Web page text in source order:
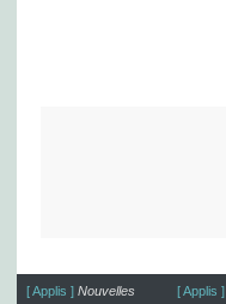
[ Applis ] Nouvelles
[ Applis ]